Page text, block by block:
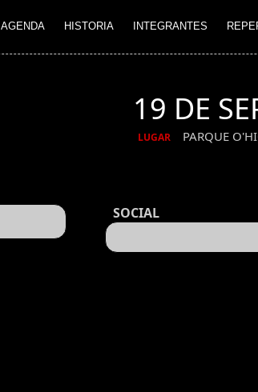
AGENDA HISTORIA INTEGRANTES
19 DE
LUGAR PARQUE
SOCIAL